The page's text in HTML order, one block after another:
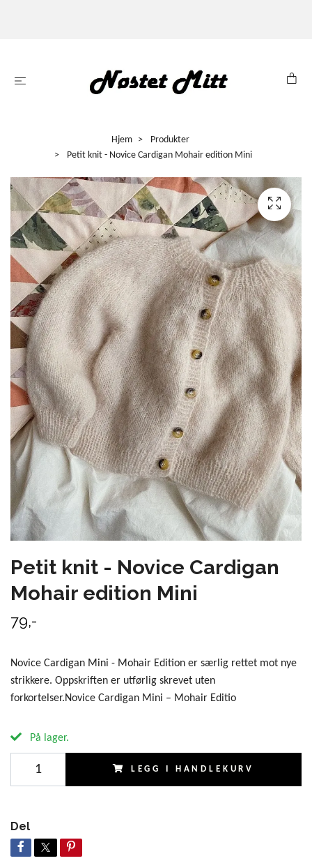
Hjem
Produkter
Petit knit - Novice Cardigan Mohair edition Mini
Petit knit - Novice Cardigan
Mohair edition Mini
79,-
Novice Cardigan Mini - Mohair Edition er særlig rettet mot nye
strikkere. Oppskriften er utførlig skrevet uten
forkortelser.Novice Cardigan Mini – Mohair Editio
På lager.
LEGG I HANDLEKURV
Del